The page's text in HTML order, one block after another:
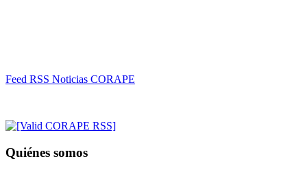
Feed RSS Noticias CORAPE
Quiénes somos